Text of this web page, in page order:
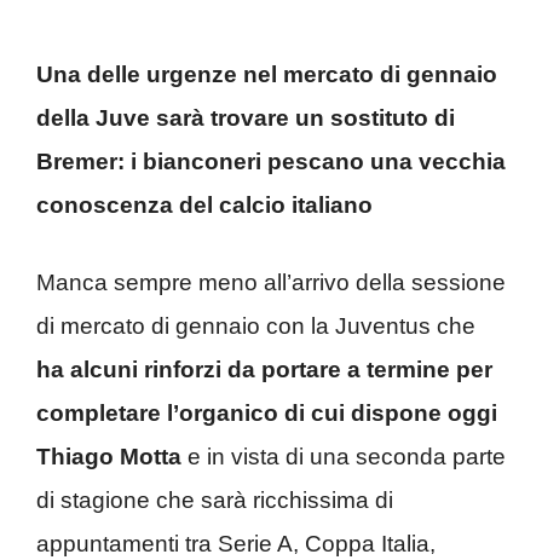
Una delle urgenze nel mercato di gennaio
della Juve sarà trovare un sostituto di
Bremer: i bianconeri pescano una vecchia
conoscenza del calcio italiano
Manca sempre meno all’arrivo della sessione
di mercato di gennaio con la Juventus che
ha alcuni rinforzi da portare a termine per
completare l’organico di cui dispone oggi
Thiago Motta e in vista di una seconda parte
di stagione che sarà ricchissima di
appuntamenti tra Serie A, Coppa Italia,